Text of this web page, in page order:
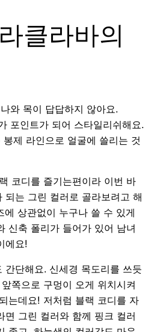
클라바의
와 목이 답답하지 않아요.
포인트가 되어 스타일리쉬해요.
제 라인으로 얼굴에 쓸리는 것
코디를 즐기는편이라 이번 바
되는 그린 컬러로 골라보려고 해
에 상관없이 누구나 쓸 수 있게
신축 폴리가 들어가 있어 남녀
에요!
간단해요. 신세경 목도리를 쓰듯
쪽으로 구멍이 오게 위치시켜
는데요! 저처럼 블랙 코디를 자
면 그린 컬러와 함께 핑크 컬러